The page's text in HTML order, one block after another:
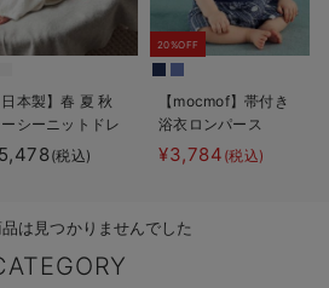
ャマ
ベビーシューズ・ファーストシューズ・ベビー靴下
ンケア
に必要な出産準備品
イテム
長く使えるアイテム
お部屋映えアイテム
日本製】春 夏 秋
ーシーニットドレ
帽子セット
(税込)
20%OFF
【mocmof】帯付き
浴衣ロンパース
¥3,784 (税込)
は見つかりませんでした